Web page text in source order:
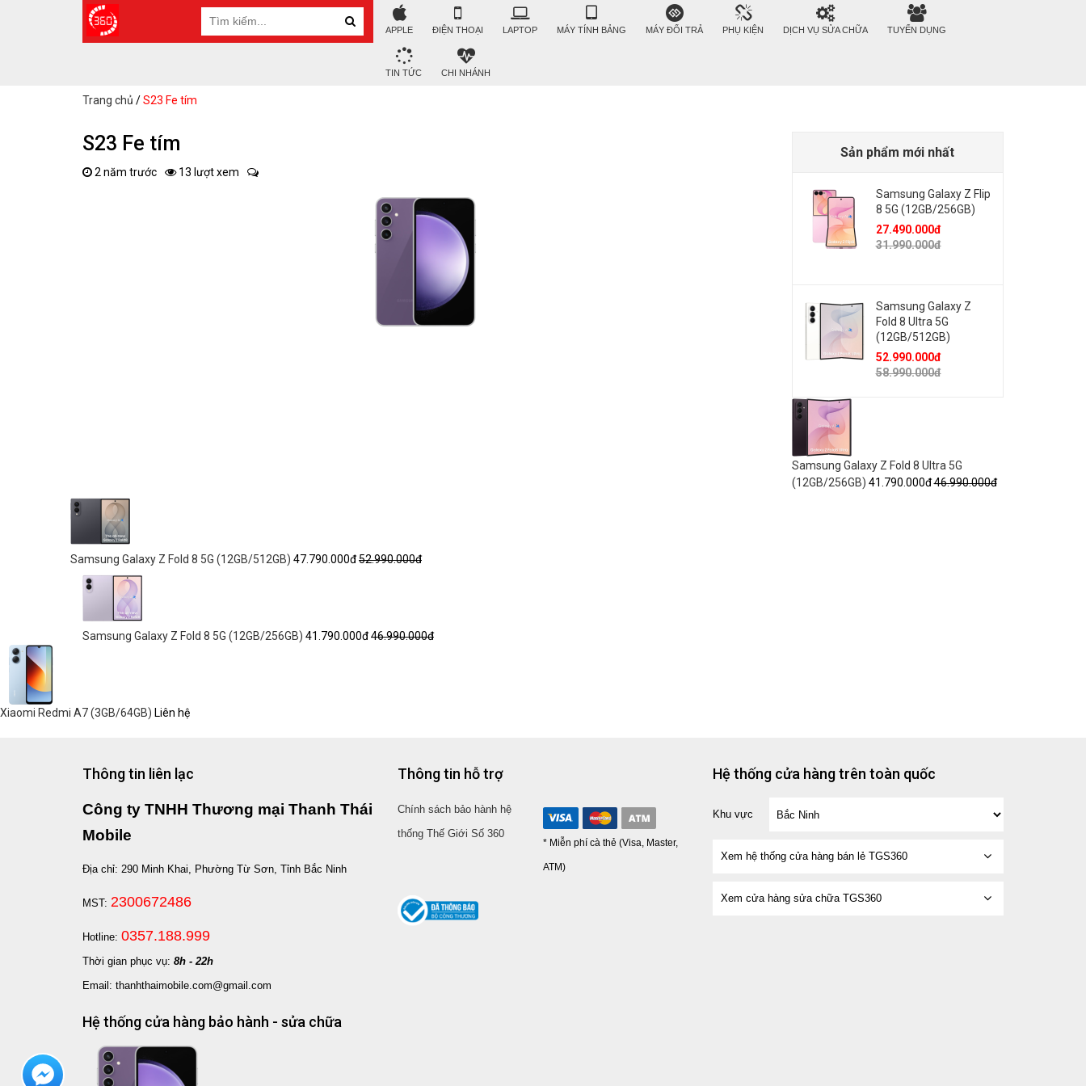
APPLE ĐIỆN THOẠI LAPTOP MÁY TÍNH BẢNG MÁY ĐỔI TRẢ PHỤ KIỆN DỊCH VỤ SỬA CHỮA TUYỂN DỤNG
TIN TỨC CHI NHÁNH
Trang chủ /S23 Fe tím
S23 Fe tím
2 năm trước 13 lượt xem
Sản phẩm mới nhất
Samsung Galaxy Z Flip
8 5G (12GB/256GB)
27.490.000đ
31.990.000đ
Samsung Galaxy Z
Fold 8 Ultra 5G
(12GB/512GB)
52.990.000đ
58.990.000đ
Samsung Galaxy Z Fold 8 Ultra 5G
(12GB/256GB) 41.790.000đ46.990.000đ
Samsung Galaxy Z Fold 8 5G (12GB/512GB) 47.790.000đ52.990.000đ
Samsung Galaxy Z Fold 8 5G (12GB/256GB) 41.790.000đ46.990.000đ
Xiaomi Redmi A7 (3GB/64GB) Liên hệ
Thông tin liên lạc
Công ty TNHH Thương mại Thanh Thái
Mobile
Địa chỉ: 290 Minh Khai, Phường Từ Sơn, Tỉnh Bắc Ninh
MST: 2300672486
Hotline: 0357.188.999
Thời gian phục vụ: 8h - 22h
Email: thanhthaimobile.com@gmail.com
Hệ thống cửa hàng bảo hành - sửa chữa
Thông tin hỗ trợ
Chính sách bảo hành hệ
thống Thế Giới Số 360
* Miễn phí cà thẻ (Visa, Master,
ATM)
Hệ thống cửa hàng trên toàn quốc
Khu vực
Xem hệ thống cửa hàng bán lẻ TGS360
Xem cửa hàng sửa chữa TGS360